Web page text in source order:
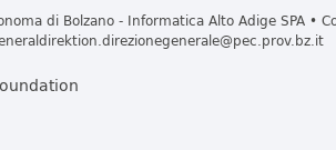
di Bolzano - Informatica Alto Adige SPA •